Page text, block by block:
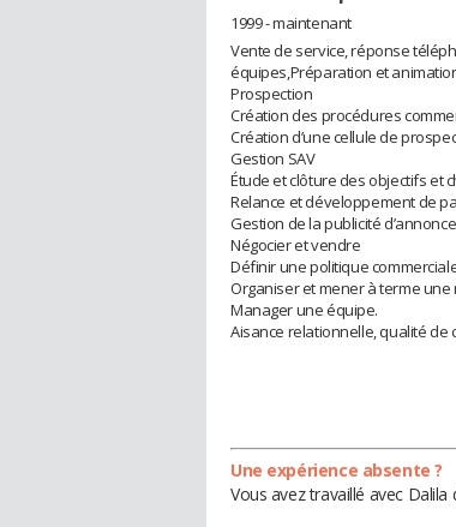
1999 - maintenant
Vente de service, réponse
équipes,Préparation et
Prospection
Création des procédures
Création d’une cellule de
Gestion SAV
Étude et clôture des objectifs et
Relance et développement de
Gestion de la publicité
Négocier et vendre
Définir une politique
Organiser et mener à terme
Manager une équipe.
Aisance relationnelle, qualité de
Une expérience absente ?
Vous avez travaillé avec